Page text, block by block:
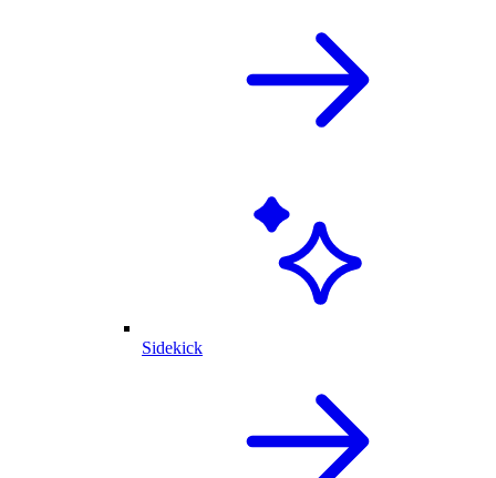
Sidekick